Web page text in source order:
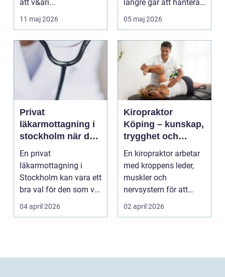
att v&ari...
11 maj 2026
längre går att hantera
på egen hand. För
mån...
05 maj 2026
Privat
läkarmottagning i
stockholm när du
vill ha tid, trygghet
och specialistvård
En privat
läkarmottagning i
Stockholm kan vara ett
bra val för den som vill
träffa en erfaren
specia...
04 april 2026
Kiropraktor
Köping – kunskap,
trygghet och
behandling som
gör skillnad
En kiropraktor arbetar
med kroppens leder,
muskler och
nervsystem för att
minska smärta, f...
02 april 2026